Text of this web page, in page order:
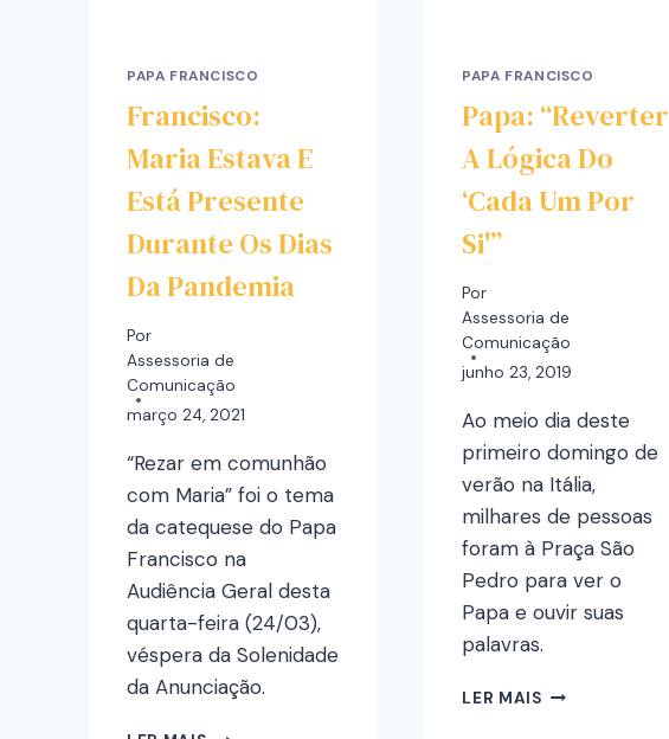
PAPA FRANCISCO
Francisco:
Maria Estava E
Está Presente
Durante Os Dias
Da Pandemia
Por
Assessoria de
Comunicação
março 24, 2021
“Rezar em comunhão
com Maria” foi o tema
da catequese do Papa
Francisco na
Audiência Geral desta
quarta-feira (24/03),
véspera da Solenidade
da Anunciação.
PAPA FRANCISCO
Papa: “reverter
A Lógica Do
‘cada Um Por
Si'”
Por
Assessoria de
Comunicação
junho 23, 2019
Ao meio dia deste
primeiro domingo de
verão na Itália,
milhares de pessoas
foram à Praça São
Pedro para ver o
Papa e ouvir suas
palavras.
LER MAIS